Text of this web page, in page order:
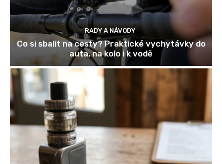
RADY A NÁVODY
Co si sbalit na cesty? Praktické vychytávky do
auta, na kolo i k vodě